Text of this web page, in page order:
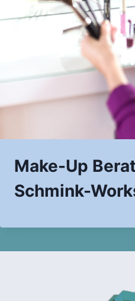
Make-Up
Schmink-